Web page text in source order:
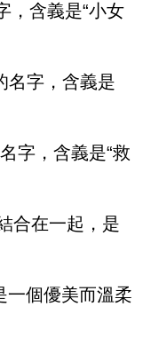
，含義是“小女
名字，含義是
字，含義是“救
合在一起，是
一個優美而溫柔